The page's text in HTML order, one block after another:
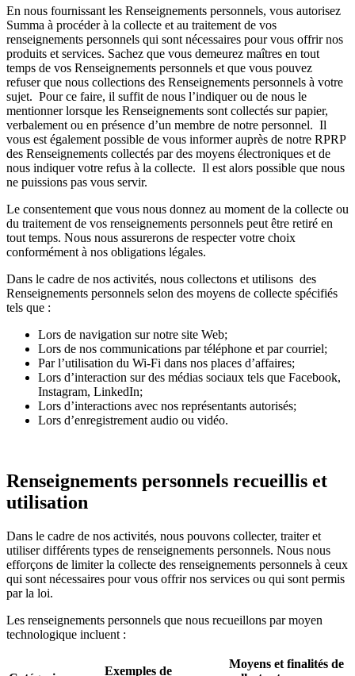
En nous fournissant les Renseignements personnels, vous autorisez
Summa à procéder à la collecte et au traitement de vos
renseignements personnels qui sont nécessaires pour vous offrir nos
produits et services. Sachez que vous demeurez maîtres en tout
temps de vos Renseignements personnels et que vous pouvez
refuser que nous collections des Renseignements personnels à votre
sujet. Pour ce faire, il suffit de nous l’indiquer ou de nous le
mentionner lorsque les Renseignements sont collectés sur papier,
verbalement ou en présence d’un membre de notre personnel. Il
vous est également possible de vous informer auprès de notre RPRP
des Renseignements collectés par des moyens électroniques et de
nous indiquer votre refus à la collecte. Il est alors possible que nous
ne puissions pas vous servir.
Le consentement que vous nous donnez au moment de la collecte ou
du traitement de vos renseignements personnels peut être retiré en
tout temps. Nous nous assurerons de respecter votre choix
conformément à nos obligations légales.
Dans le cadre de nos activités, nous collectons et utilisons des
Renseignements personnels selon des moyens de collecte spécifiés
tels que :
Lors de navigation sur notre site Web;
Lors de nos communications par téléphone et par courriel;
Par l’utilisation du Wi-Fi dans nos places d’affaires;
Lors d’interaction sur des médias sociaux tels que Facebook,
Instagram, LinkedIn;
Lors d’interactions avec nos représentants autorisés;
Lors d’enregistrement audio ou vidéo.
Renseignements personnels recueillis et
utilisation
Dans le cadre de nos activités, nous pouvons collecter, traiter et
utiliser différents types de renseignements personnels. Nous nous
efforçons de limiter la collecte des renseignements personnels à ceux
qui sont nécessaires pour vous offrir nos services ou qui sont permis
par la loi.
Les renseignements personnels que nous recueillons par moyen
technologique incluent :
Exemples de
Moyens et finalités de